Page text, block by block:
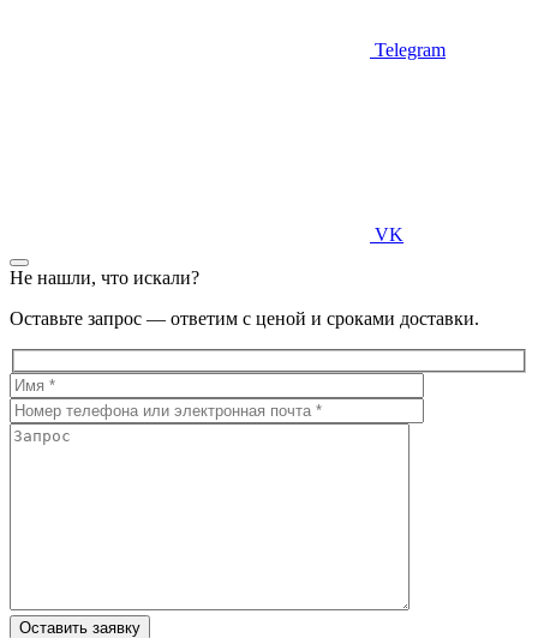
Telegram
VK
Не нашли, что искали?
Оставьте запрос — ответим с ценой и сроками доставки.